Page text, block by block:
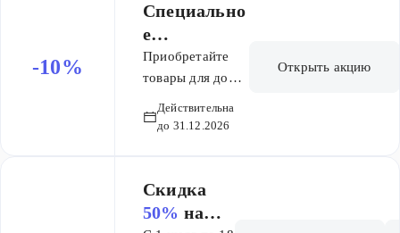
-10%
Специально
е
предложени
е только для
профессион
алов -
Приобретайте
товары для дома,
строительства и
бонусными
баллами* на
вашу Карту
Действительна
до 31.12.2026
Открыть акцию
Скидка
50% на